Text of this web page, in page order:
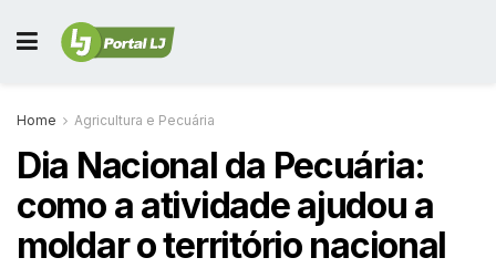
Home Agricultura e Pecuária
Dia Nacional da Pecuária:
como a atividade ajudou a
moldar o território nacional